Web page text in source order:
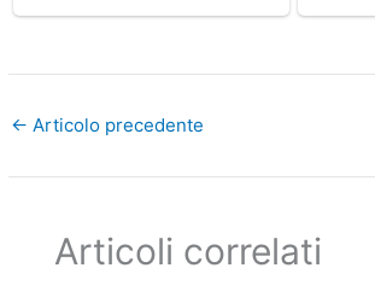
← Articolo precedente
Articoli correlati